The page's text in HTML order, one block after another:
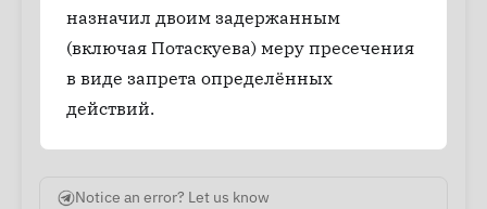
назначил двоим задержанным
(включая Потаскуева) меру пресечения
в виде запрета определённых
действий.
Notice an error? Let us know